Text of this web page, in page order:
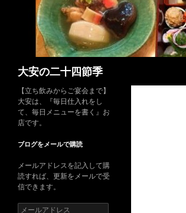
大安の二十四節季
【立ち飲みからご宴会まで】
大安は、『毎日仕入れをし
て、毎日メニューを書く』お
店です。
ブログをメールで購読
メールアドレスを記入して購
読すれば、更新をメールで受
信できます。
メ